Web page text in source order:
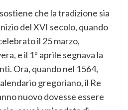
che la tradizione sia
del XVI secolo, quando
il 25 marzo,
e il 1º aprile segnava la
Ora, quando nel 1564,
gregoriano, il Re
nuovo dovesse essere